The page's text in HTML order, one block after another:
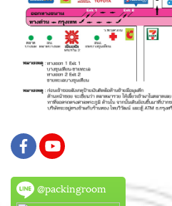
@packingroom